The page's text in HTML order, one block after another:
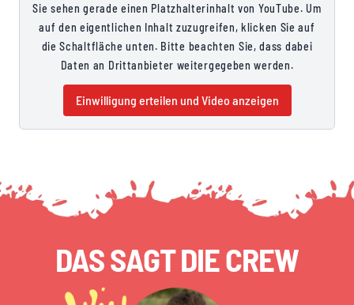
Sie sehen gerade einen Platzhalterinhalt von YouTube. Um
auf den eigentlichen Inhalt zuzugreifen, klicken Sie auf
die Schaltfläche unten. Bitte beachten Sie, dass dabei
Daten an Drittanbieter weitergegeben werden.
Einwilligung erteilen und Video anzeigen
DAS SAGT DIE CREW